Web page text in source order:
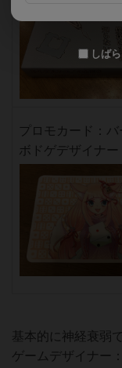
プロモカード：バ
ボドゲデザイナー
基本的に神経衰弱
ゲームデザイナー
しば